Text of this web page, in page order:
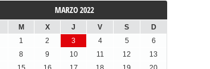
MARZO 2022
M X J V S
D
1
2 3 4 5
6
8 9 10 11 12
13